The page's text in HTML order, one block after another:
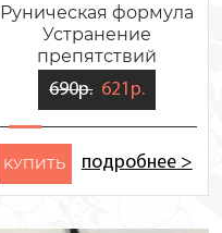
Руническая формула
Устранение
препятствий
690р. 621р.
KУПИТЬ подробнее >